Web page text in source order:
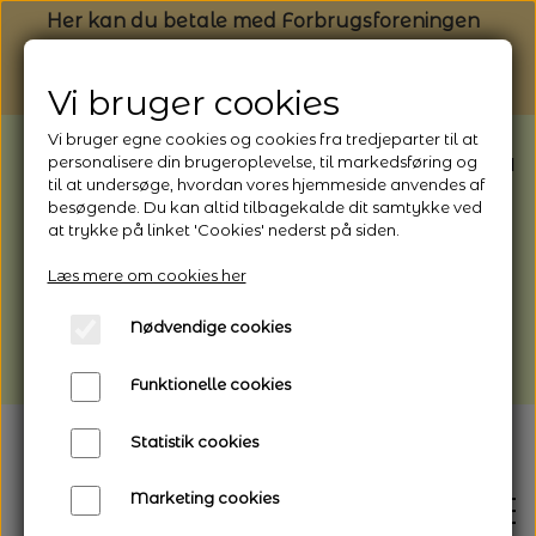
Her kan du betale med Forbrugsforeningen
BEMÆRK: Butikken har ferielukket* fra
1/8 - 9/8 - 2026
*Webshoppen er åben og sender hele
afhentning
Vi gør opmærksom på, at der kan være lidt
længere leveringstid
Vi bruger cookies
Vi bruger egne cookies og cookies fra tredjeparter til at
personalisere din brugeroplevelse, til markedsføring og
til at undersøge, hvordan vores hjemmeside anvendes af
besøgende. Du kan altid tilbagekalde dit samtykke ved
at trykke på linket 'Cookies' nederst på siden.
Læs mere om cookies her
Nødvendige cookies
Funktionelle cookies
Statistik cookies
Marketing cookies